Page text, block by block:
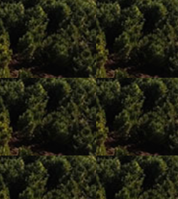
Tél. 05 58 44 18 43
Nos horaires
Du lundi au vendredi : 8h-12h / 14h-
Fermé le week-end